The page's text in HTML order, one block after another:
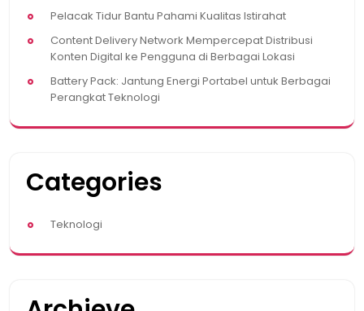
Pelacak Tidur Bantu Pahami Kualitas Istirahat
Content Delivery Network Mempercepat Distribusi
Konten Digital ke Pengguna di Berbagai Lokasi
Battery Pack: Jantung Energi Portabel untuk Berbagai
Perangkat Teknologi
Categories
Teknologi